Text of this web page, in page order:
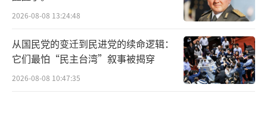
2026-08-08 13:24:48
从国民党的变迁到民进党的续命逻辑：
它们最怕“民主台湾”叙事被揭穿
2026-08-08 10:47:35